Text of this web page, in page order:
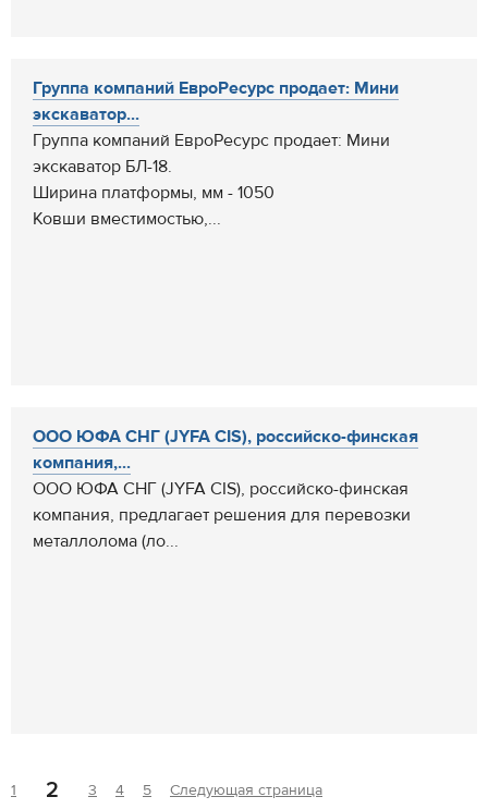
Группа компаний ЕвроРесурс продает: Мини
экскаватор...
Группа компаний ЕвроРесурс продает: Мини
экскаватор БЛ-18.
Ширина платформы, мм - 1050
Ковши вместимостью,...
ООО ЮФА СНГ (JYFA CIS), российско-финская
компания,...
ООО ЮФА СНГ (JYFA CIS), российско-финская
компания, предлагает решения для перевозки
металлолома (ло...
1 2 3 4 5 Следующая страница